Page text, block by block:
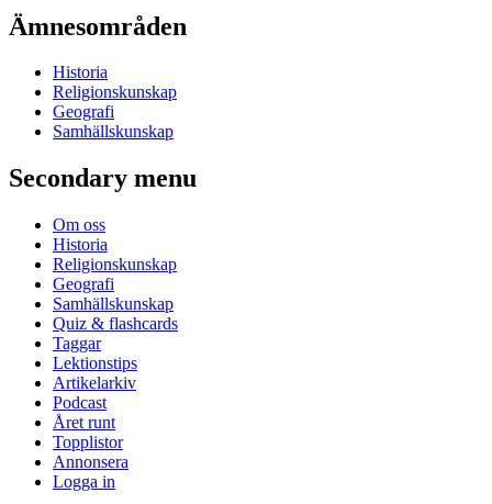
Ämnesområden
Historia
Religionskunskap
Geografi
Samhällskunskap
Secondary menu
Om oss
Historia
Religionskunskap
Geografi
Samhällskunskap
Quiz & flashcards
Taggar
Lektionstips
Artikelarkiv
Podcast
Året runt
Topplistor
Annonsera
Logga in